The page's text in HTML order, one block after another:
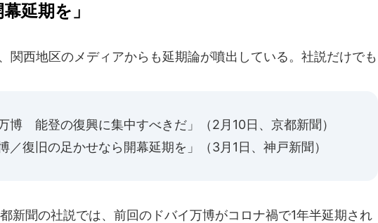
延期を」
関西地区のメディアからも延期論が噴出している。社説だけでも
博 能登の復興に集中すべきだ」（2月10日、京都新聞）
／復旧の足かせなら開幕延期を」（3月1日、神戸新聞）
新聞の社説では、前回のドバイ万博がコロナ禍で1年半延期され